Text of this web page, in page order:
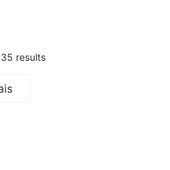
results